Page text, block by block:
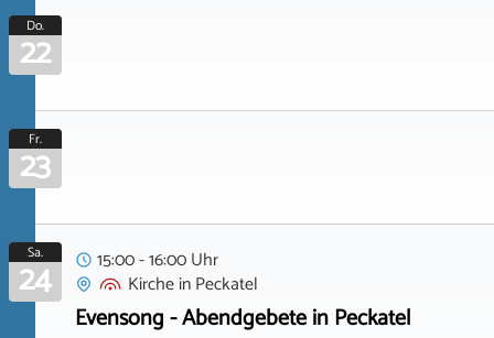
Do.
22
Fr.
23
Sa.
24
15:00 - 16:00 Uhr
KircheinPeckatel
Evensong - Abendgebete in Peckatel